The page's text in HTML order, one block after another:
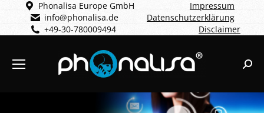
Phonalisa Europe GmbH
info@phonalisa.de
+49-30-780009494
Impressum
Datenschutzerklärung
Disclaimer